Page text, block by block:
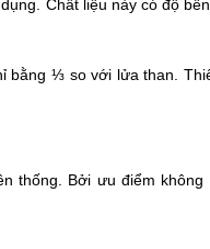
Chất liệu này có độ
bằng ⅓ so với lửa than.
thống. Bởi ưu điểm